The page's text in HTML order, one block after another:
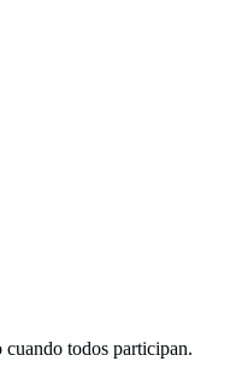
todos participan.